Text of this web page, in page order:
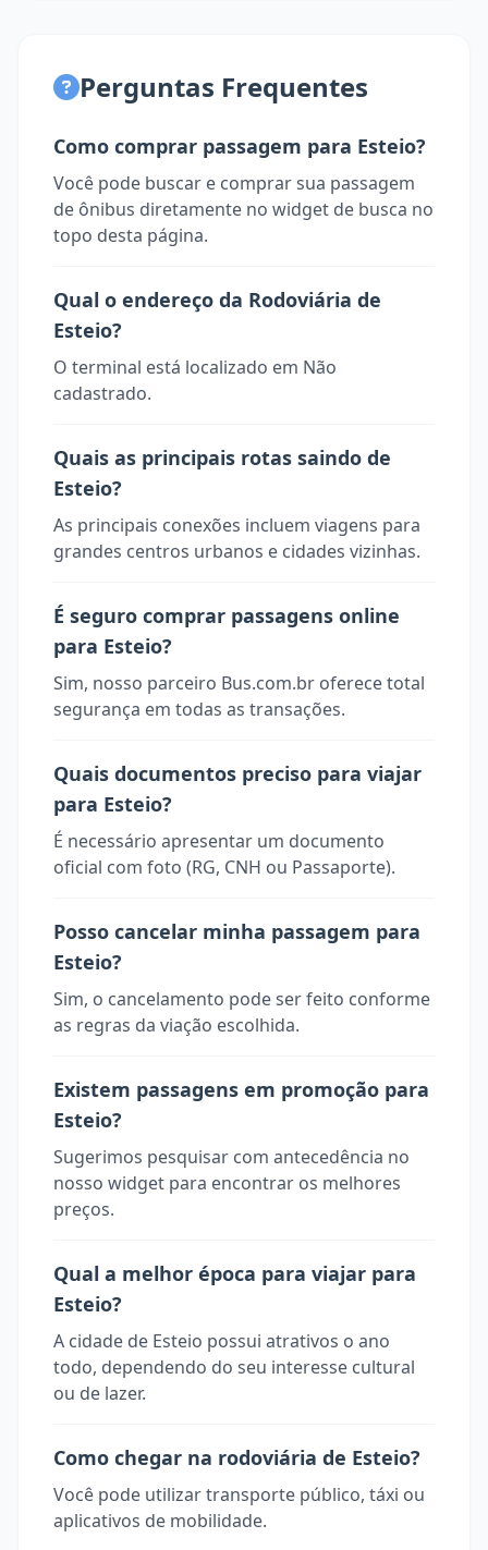
Perguntas Frequentes
Como comprar passagem para Esteio?
Você pode buscar e comprar sua passagem
de ônibus diretamente no widget de busca no
topo desta página.
Qual o endereço da Rodoviária de
Esteio?
O terminal está localizado em Não
cadastrado.
Quais as principais rotas saindo de
Esteio?
As principais conexões incluem viagens para
grandes centros urbanos e cidades vizinhas.
É seguro comprar passagens online
para Esteio?
Sim, nosso parceiro Bus.com.br oferece total
segurança em todas as transações.
Quais documentos preciso para viajar
para Esteio?
É necessário apresentar um documento
oficial com foto (RG, CNH ou Passaporte).
Posso cancelar minha passagem para
Esteio?
Sim, o cancelamento pode ser feito conforme
as regras da viação escolhida.
Existem passagens em promoção para
Esteio?
Sugerimos pesquisar com antecedência no
nosso widget para encontrar os melhores
preços.
Qual a melhor época para viajar para
Esteio?
A cidade de Esteio possui atrativos o ano
todo, dependendo do seu interesse cultural
ou de lazer.
Como chegar na rodoviária de Esteio?
Você pode utilizar transporte público, táxi ou
aplicativos de mobilidade.